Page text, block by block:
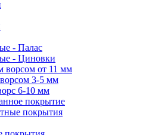
- Палас
- Циновки
ворсом от 11 мм
3-5 мм
6-10 мм
покрытие
покрытия